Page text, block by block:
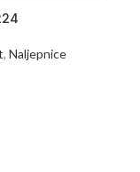
, Naljepnice